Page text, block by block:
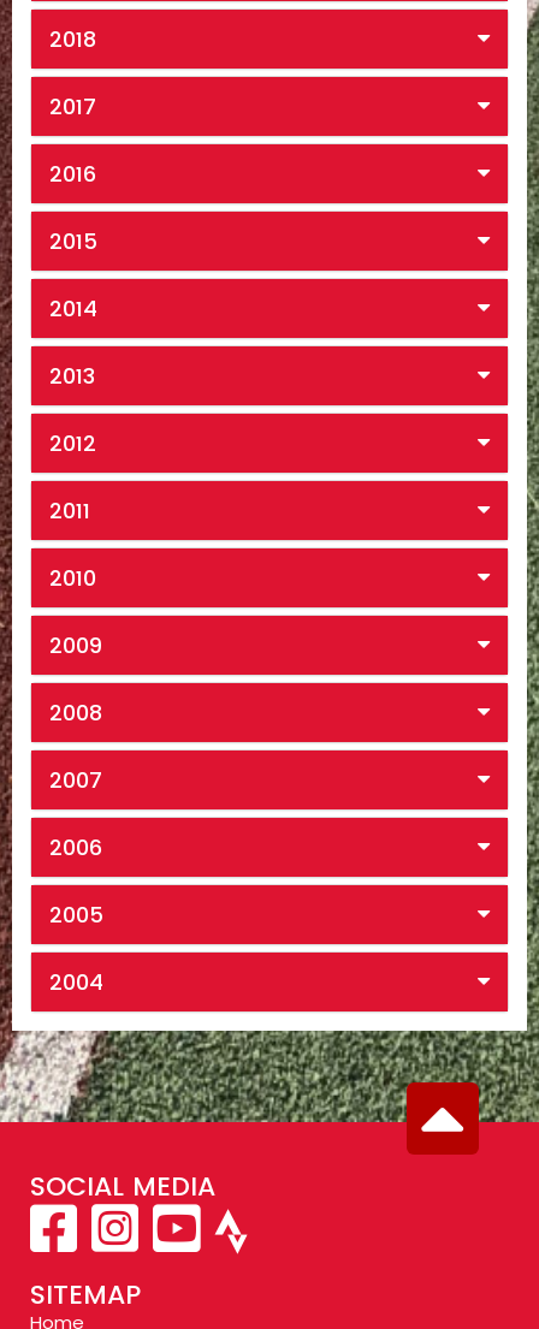
2018
2017
2016
2015
2014
2013
2012
2011
2010
2009
2008
2007
2006
2005
2004
SOCIAL MEDIA
SITEMAP
Home